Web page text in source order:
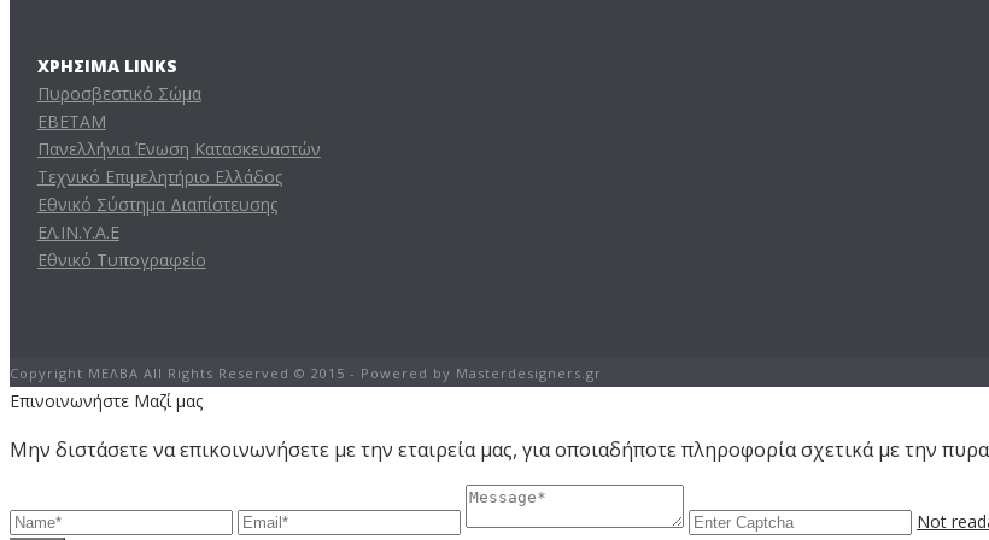
ΧΡΉΣΙΜΑ LINKS
Πυροσβεστικό Σώμα
ΕΒΕΤΑΜ
Πανελλήνια Ένωση Κατασκευαστών
Τεχνικό Επιμελητήριο Ελλάδος
Εθνικό Σύστημα Διαπίστευσης
ΕΛ.ΙΝ.Υ.Α.Ε
Εθνικό Τυπογραφείο
Copyright ΜΕΛΒΑ All Rights Reserved © 2015 - Powered by Masterdesigners.gr
Επινοινωνήστε Μαζί μας
Μην διστάσετε να επικοινωνήσετε με την εταιρεία μας, για οποιαδήποτε πληροφορία σχετικά με την
Not